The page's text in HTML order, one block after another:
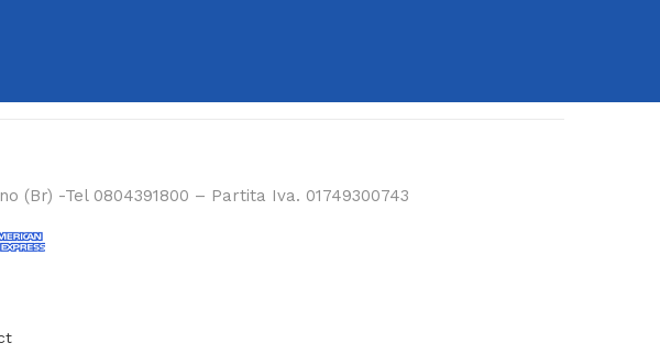
(Br) -Tel 0804391800 – Partita Iva. 01749300743